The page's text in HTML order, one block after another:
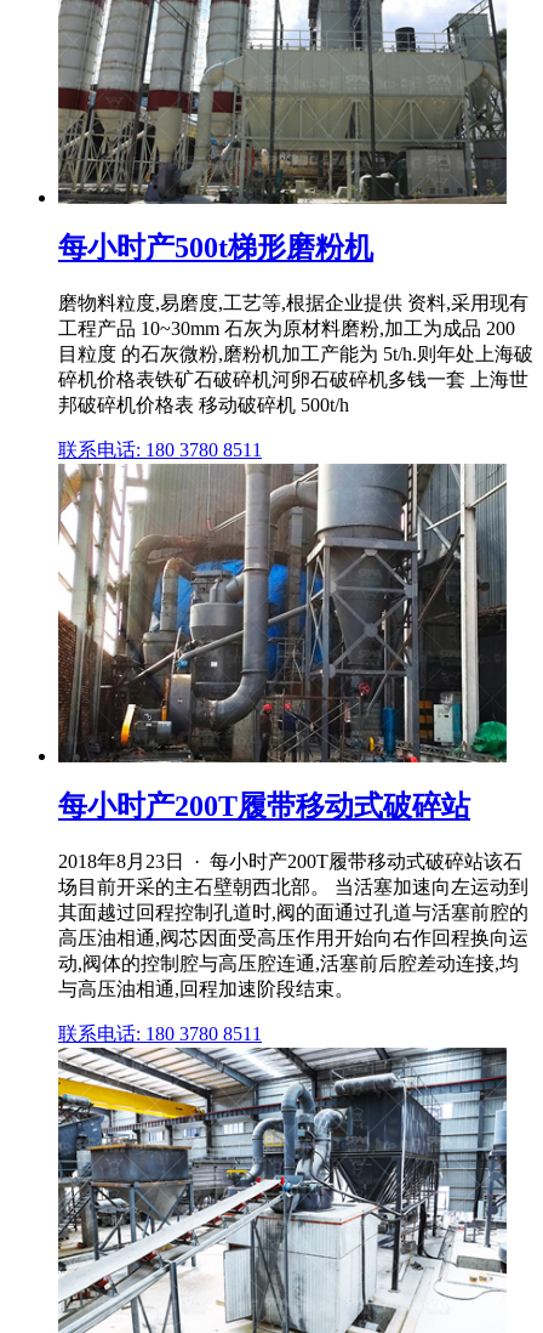
每小时产500t梯形磨粉机
磨物料粒度,易磨度,工艺等,根据企业提供 资料,采用现有
工程产品 10~30mm 石灰为原材料磨粉,加工为成品 200
目粒度 的石灰微粉,磨粉机加工产能为 5t/h.则年处上海破
碎机价格表铁矿石破碎机河卵石破碎机多钱一套 上海世
邦破碎机价格表 移动破碎机 500t/h
联系电话: 180 3780 8511
每小时产200T履带移动式破碎站
2018年8月23日 · 每小时产200T履带移动式破碎站该石
场目前开采的主石壁朝西北部。 当活塞加速向左运动到
其面越过回程控制孔道时,阀的面通过孔道与活塞前腔的
高压油相通,阀芯因面受高压作用开始向右作回程换向运
动,阀体的控制腔与高压腔连通,活塞前后腔差动连接,均
与高压油相通,回程加速阶段结束。
联系电话: 180 3780 8511